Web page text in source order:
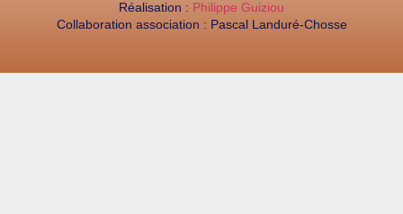
Réalisation : Philippe Guiziou
Collaboration association : Pascal Landuré-Chosse